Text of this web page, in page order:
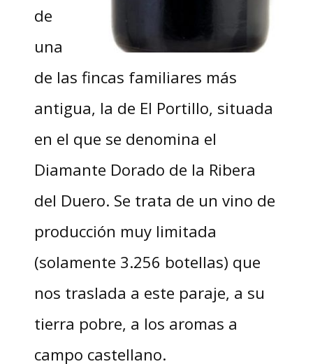
de
una
de las fincas familiares más
antigua, la de El Portillo, situada
en el que se denomina el
Diamante Dorado de la Ribera
del Duero. Se trata de un vino de
producción muy limitada
(solamente 3.256 botellas) que
nos traslada a este paraje, a su
tierra pobre, a los aromas a
campo castellano.